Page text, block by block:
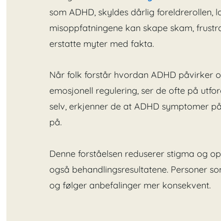
som ADHD, skyldes dårlig foreldrerollen,
misoppfatningene kan skape skam,
erstatte myter med fakta.
Når folk forstår hvordan ADHD påvirker
emosjonell regulering, ser de ofte på
selv, erkjenner de at ADHD symptomer
på.
Denne forståelsen reduserer stigma og
også behandlingsresultatene. Personer
og følger anbefalinger mer konsekvent.